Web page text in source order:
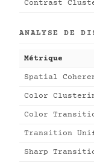
Contrast
ANALYSE DE
Métrique
Spatial
Color
Color
Transition
Sharp